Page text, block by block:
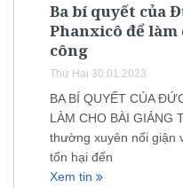
Ba bí quyết của
Phanxicô để
công
Thứ Hai 30.01.2023
BA BÍ QUYẾT CỦA
LÀM CHO BÀI GIẢNG
thường xuyên nổi giận
tổn hại đến
Xem tin